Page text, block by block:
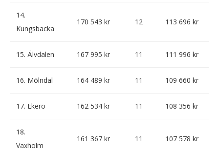
14.
Kungsbacka
170 543 kr 12 113 696 kr
15. Älvdalen 167 995 kr 11 111 996 kr
16. Mölndal 164 489 kr 11 109 660 kr
17. Ekerö 162 534 kr 11 108 356 kr
18.
Vaxholm
161 367 kr 11 107 578 kr